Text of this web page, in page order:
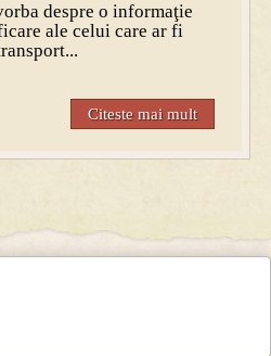
despre o informaţie
ale celui care ar fi
Citeste mai mult